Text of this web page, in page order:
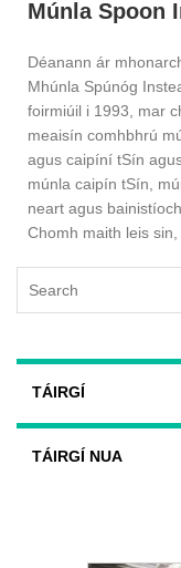
Múnla Spoon
Déanann ár
Mhúnla Spúnóg
foirmiúil i 1993, mar
meaisín comhbhrú
agus caipíní tSín
múnla caipín tSín,
neart agus
Chomh maith leis
TÁIRGÍ
TÁIRGÍ NUA